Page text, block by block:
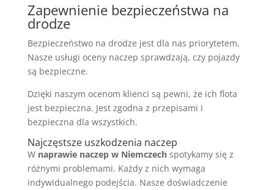
Zapewnienie bezpieczeństwa na
drodze
Bezpieczeństwo na drodze jest dla nas priorytetem.
Nasze usługi oceny naczep sprawdzają, czy pojazdy
są bezpieczne.
Dzięki naszym ocenom klienci są pewni, że ich flota
jest bezpieczna. Jest zgodna z przepisami i
bezpieczna dla wszystkich.
Najczęstsze uszkodzenia naczep
W naprawie naczep w Niemczechspotykamy się z
różnymi problemami. Każdy z nich wymaga
indywidualnego podejścia. Nasze doświadczenie